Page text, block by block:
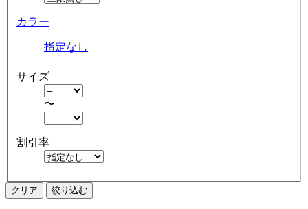
カラー
指定なし
サイズ
〜
割引率
クリア 絞り込む